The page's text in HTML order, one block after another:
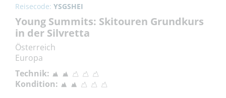
Reisecode: YSGSHEI
Young Summits: Skitouren Grundkurs
in der Silvretta
Österreich
Europa
Technik:
Kondition: